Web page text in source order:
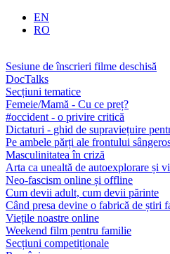
EN
RO
Sesiune de înscrieri filme deschisă
DocTalks
Secțiuni tematice
Femeie/Mamă - Cu ce preț?
#occident - o privire critică
Dictaturi - ghid de supraviețuire
Pe ambele părți ale frontului
Masculinitatea în criză
Arta ca unealtă de autoexplorare și
Neo-fascism online și offline
Cum devii adult, cum devii părinte
Când presa devine o fabrică de știri
Viețile noastre online
Weekend film pentru familie
Secțiuni competiționale